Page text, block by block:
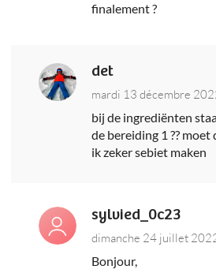
finalement ?
det
mardi 13 décembre
bij de ingrediënten
de bereiding 1 ?? moet
ik zeker sebiet maken
sylvied_0c23
dimanche 24 juillet
Bonjour,